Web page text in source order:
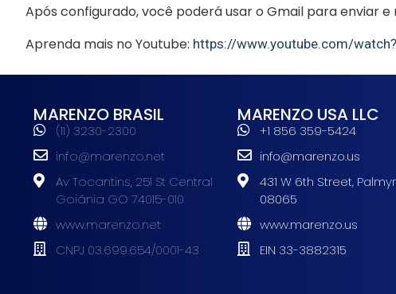
Após configurado, você poderá usar o Gmail para enviar
Aprenda mais no Youtube: https://www.youtube.com/
MARENZO BRASIL
(11) 3230-2300
info@marenzo.net
Av Tocantins, 251 St Central
Goiânia GO 74015-010
www.marenzo.net
CNPJ 03.699.654/0001-43
MARENZO USA LLC
+1 856 359-5424
info@marenzo.us
431 W 6th Street,
08065
www.marenzo.us
EIN 33-3882315